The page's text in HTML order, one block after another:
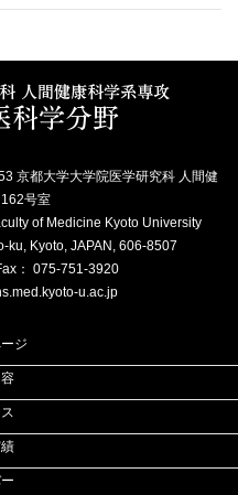
京都大学大学院医学研究科 人間健
号室
of Medicine Kyoto University
Kyoto, JAPAN, 606-8507
： 075-751-3920
u.ac.jp
ジ